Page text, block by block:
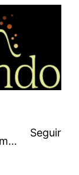
@ribadeando@blogs.amarinha.gal
Seguir